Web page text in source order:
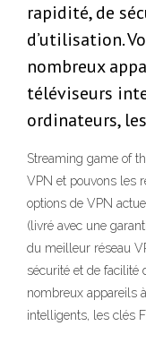
rapidité, de
d’utilisation.
nombreux
téléviseurs
ordinateurs,
Streaming game of
VPN et pouvons les
options de VPN
(livré avec une
du meilleur réseau
sécurité et de facilité
nombreux appareils
intelligents, les clés